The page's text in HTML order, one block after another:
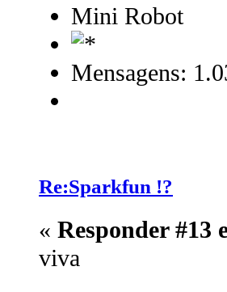
Mini Robot
Mensagens:
Re:Sparkfun !?
« Responder #13
viva